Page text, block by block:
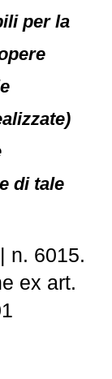
per la
di tale
n. 6015.
ex art.